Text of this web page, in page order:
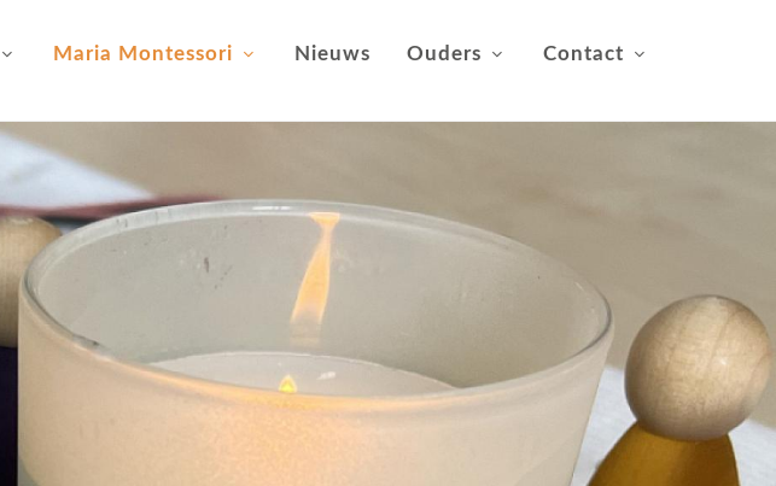
Maria Montessori Nieuws Ouders Contact